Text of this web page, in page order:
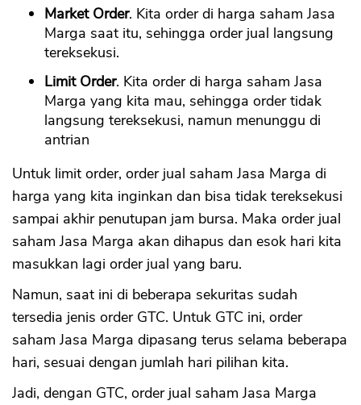
Market Order. Kita order di harga saham Jasa
Marga saat itu, sehingga order jual langsung
tereksekusi.
Limit Order. Kita order di harga saham Jasa
Marga yang kita mau, sehingga order tidak
langsung tereksekusi, namun menunggu di
antrian
Untuk limit order, order jual saham Jasa Marga di
harga yang kita inginkan dan bisa tidak tereksekusi
sampai akhir penutupan jam bursa. Maka order jual
saham Jasa Marga akan dihapus dan esok hari kita
masukkan lagi order jual yang baru.
Namun, saat ini di beberapa sekuritas sudah
tersedia jenis order GTC. Untuk GTC ini, order
saham Jasa Marga dipasang terus selama beberapa
hari, sesuai dengan jumlah hari pilihan kita.
Jadi, dengan GTC, order jual saham Jasa Marga